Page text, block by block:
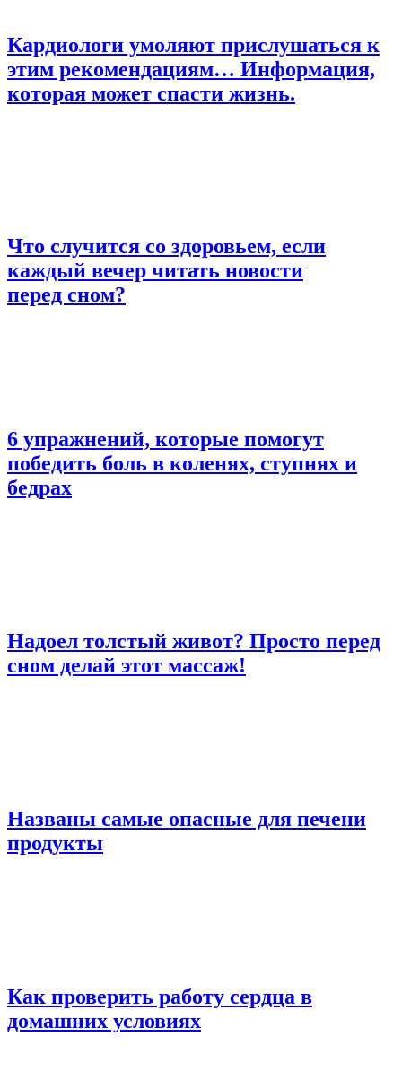
Кардиологи умоляют прислушаться к
этим рекомендациям… Информация,
которая может спасти жизнь.
Что случится со здоровьем, если
каждый вечер читать новости
перед сном?
6 упражнений, которые помогут
победить боль в коленях, ступнях и
бедрах
Надоел толстый живот? Просто перед
сном делай этот массаж!
Названы самые опасные для печени
продукты
Как проверить работу сердца в
домашних условиях